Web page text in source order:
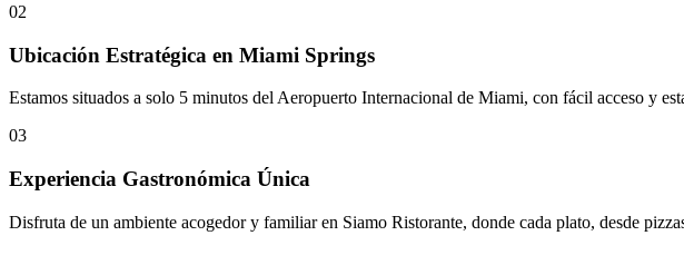
02
Ubicación Estratégica en Miami Springs
Estamos situados a solo 5 minutos del Aeropuerto Internacional de Miami, con fácil acceso y
03
Experiencia Gastronómica Única
Disfruta de un ambiente acogedor y familiar en Siamo Ristorante, donde cada plato, desde